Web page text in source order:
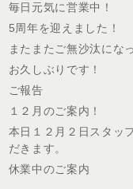
毎日元気に営業中！
5周年を迎えました！
またまたご無沙汰にな
お久しぶりです！
ご報告
１２月のご案内！
本日１２月２日スタッ
だきます。
休業中のご案内